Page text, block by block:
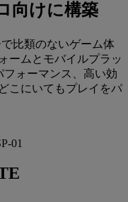
向けに構築
比類のないゲーム体
ームとモバイルプラッ
フォーマンス、高い効
こにいてもプレイをパ